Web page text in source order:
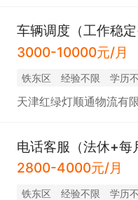
车辆调度（工作稳
3000-10000元/月
铁东区 经验不限 学历
天津红绿灯顺通物流有
电话客服（法休+每
2800-4000元/月
铁东区 经验不限 学历